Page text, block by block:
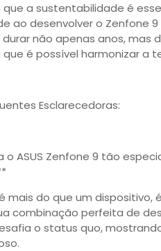
a sustentabilidade é
ao desenvolver o Zenfone
não apenas anos, mas
é possível harmonizar a
Esclarecedoras:
o ASUS Zenfone 9 tão
mais do que um
combinação perfeita de
o status quo,